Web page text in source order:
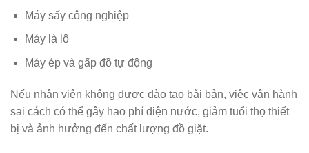
Máy sấy công nghiệp
Máy là lô
Máy ép và gấp đồ tự động
Nếu nhân viên không được đào tạo bài bản, việc vận hành
sai cách có thể gây hao phí điện nước, giảm tuổi thọ thiết
bị và ảnh hưởng đến chất lượng đồ giặt.